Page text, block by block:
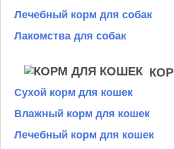
Лечебный корм для собак
Лакомства для собак
Сухой корм для кошек
Влажный корм для кошек
Лечебный корм для кошек